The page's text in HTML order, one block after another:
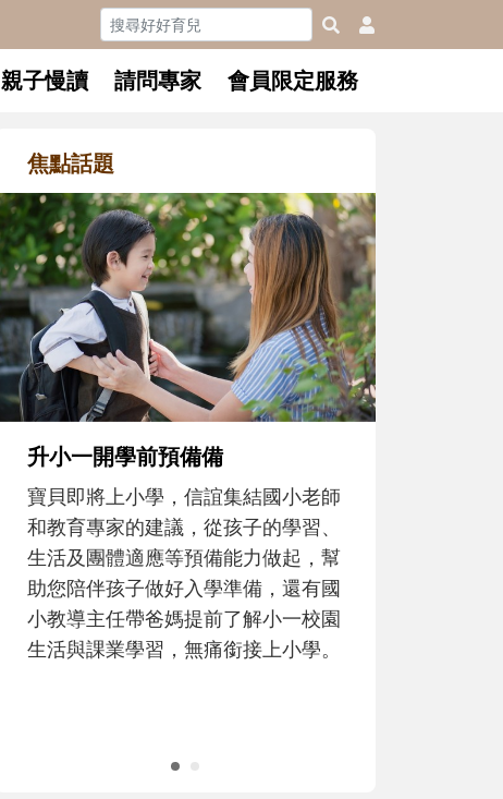
親子慢讀 請問專家 會員限定服務
焦點話題
和孩子一起長大的那個男人│讀
懂父親的不同模樣
沒有人天生就擅長當爸爸！男人總是
在一次次「前所未有」的體驗中，跟
著孩子一起長大。從給予安全感的肢
體遊戲，到獨立自主、角色認同及解
決問題的能力養成。爸爸正嘗試用不
同的模樣，參與孩子每個重要的成長
歷程。